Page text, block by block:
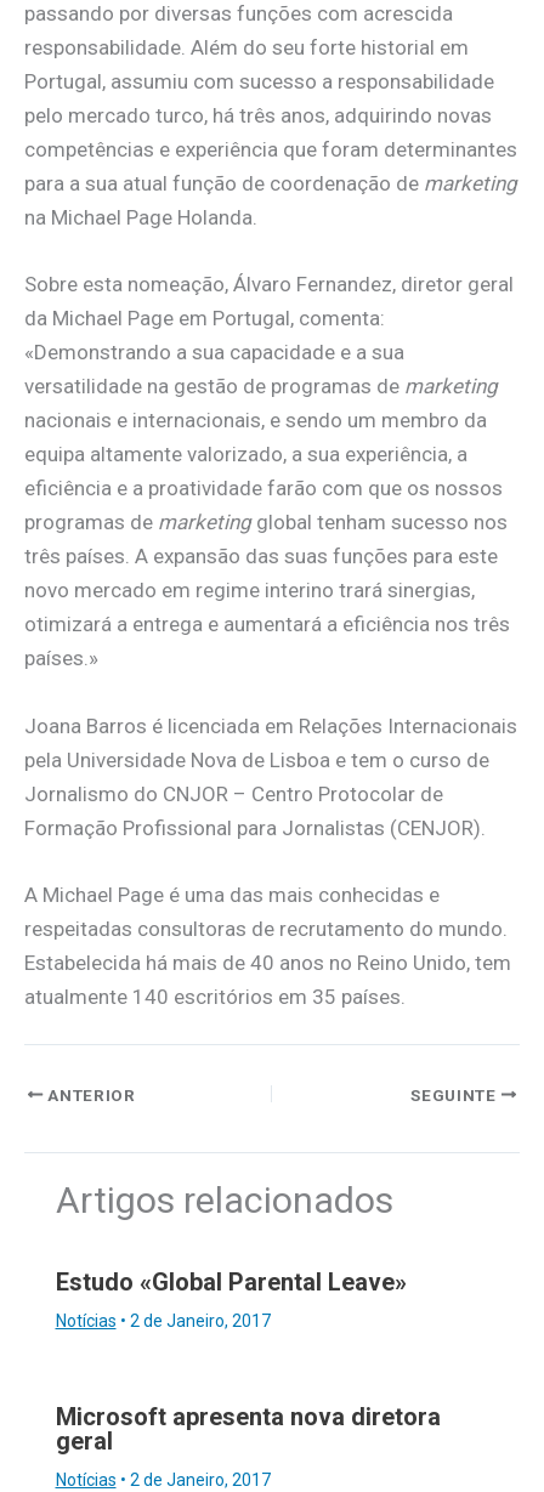
passando por diversas funções com acrescida
responsabilidade. Além do seu forte historial em
Portugal, assumiu com sucesso a responsabilidade
pelo mercado turco, há três anos, adquirindo novas
competências e experiência que foram determinantes
para a sua atual função de coordenação de marketing
na Michael Page Holanda.
Sobre esta nomeação, Álvaro Fernandez, diretor geral
da Michael Page em Portugal, comenta:
«Demonstrando a sua capacidade e a sua
versatilidade na gestão de programas de marketing
nacionais e internacionais, e sendo um membro da
equipa altamente valorizado, a sua experiência, a
eficiência e a proatividade farão com que os nossos
programas de marketingglobal tenham sucesso nos
três países. A expansão das suas funções para este
novo mercado em regime interino trará sinergias,
otimizará a entrega e aumentará a eficiência nos três
países.»
Joana Barros é licenciada em Relações Internacionais
pela Universidade Nova de Lisboa e tem o curso de
Jornalismo do CNJOR – Centro Protocolar de
Formação Profissional para Jornalistas (CENJOR).
A Michael Page é uma das mais conhecidas e
respeitadas consultoras de recrutamento do mundo.
Estabelecida há mais de 40 anos no Reino Unido, tem
atualmente 140 escritórios em 35 países.
ANTERIOR SEGUINTE
Artigos relacionados
Estudo «Global Parental Leave»
Notícias • 2 de Janeiro, 2017
Microsoft apresenta nova diretora
geral
Notícias • 2 de Janeiro, 2017